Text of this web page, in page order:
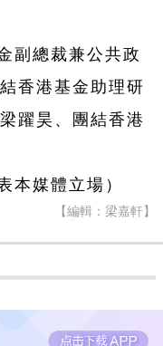
副總裁兼公共政
香港基金助理研
躍昊、團結香港
本媒體立場）
【編輯：梁嘉軒】